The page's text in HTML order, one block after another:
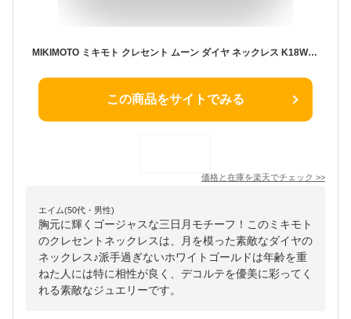
MIKIMOTO ミキモト クレセント ムーン ダイヤ ネックレス K18WG 750 ホワイトゴールド ダイヤモンド 0.46ct 40cm 首飾り 三日月アクセサリー ユニセックス 送料無料 240900044470 ★
この商品をサイトでみる
価格と在庫を楽天でチェック >>
エイム(50代・男性)
胸元に輝くゴージャスな三日月モチーフ！このミキモト
のクレセントネックレスは、月を模った素敵なダイヤの
ネックレス♪派手過ぎないホワイトゴールドは年齢を重
ねた人には特に相性が良く、デコルテを優美に彩ってく
れる素敵なジュエリーです。